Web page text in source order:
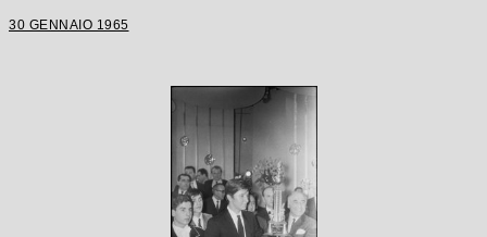
30 GENNAIO 1965